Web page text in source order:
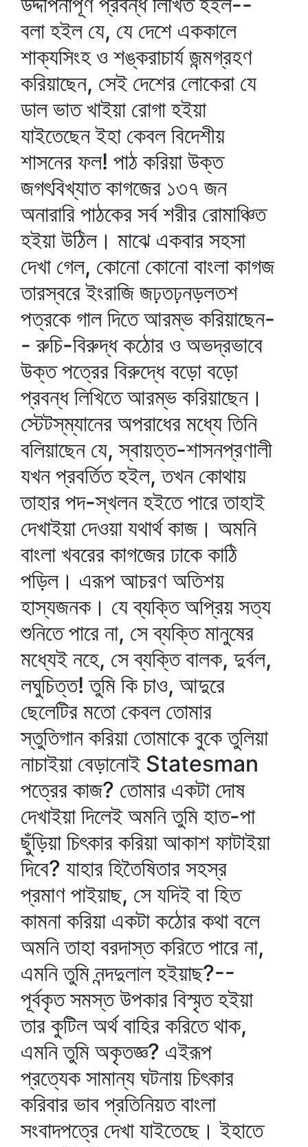
বলা হইল যে, যে দেশে এককালে
শাক্যসিংহ ও শঙ্করাচার্য জন্মগ্রহণ
করিয়াছেন, সেই দেশের লোকেরা যে
ডাল ভাত খাইয়া রোগা হইয়া
যাইতেছেন ইহা কেবল বিদেশীয়
শাসনের ফল! পাঠ করিয়া উক্ত
জগৎবিখ্যাত কাগজের ১৩৭ জন
অনারারি পাঠকের সর্ব শরীর রোমাঞ্চিত
হইয়া উঠিল। মাঝে একবার সহসা
দেখা গেল, কোনো কোনো বাংলা কাগজ
তারস্বরে ইংরাজি জঢ়তঢ়নড়লতশ
পত্রকে গাল দিতে আরম্ভ করিয়াছেন-
- রুচি-বিরুদ্ধ কঠোর ও অভদ্রভাবে
উক্ত পত্রের বিরুদ্ধে বড়ো বড়ো
প্রবন্ধ লিখিতে আরম্ভ করিয়াছেন।
স্টেটস্‌ম্যানের অপরাধের মধ্যে তিনি
বলিয়াছেন যে, স্বায়ত্ত-শাসনপ্রণালী
যখন প্রবর্তিত হইল, তখন কোথায়
তাহার পদ-স্খলন হইতে পারে তাহাই
দেখাইয়া দেওয়া যথার্থ কাজ। অমনি
বাংলা খবরের কাগজের ঢাকে কাঠি
পড়িল। এরূপ আচরণ অতিশয়
হাস্যজনক। যে ব্যক্তি অপ্রিয় সত্য
শুনিতে পারে না, সে ব্যক্তি মানুষের
মধ্যেই নহে, সে ব্যক্তি বালক, দুর্বল,
লঘুচিত্ত! তুমি কি চাও, আদুরে
ছেলেটির মতো কেবল তোমার
স্তুতিগান করিয়া তোমাকে বুকে তুলিয়া
নাচাইয়া বেড়ানোই Statesman
পত্রের কাজ? তোমার একটা দোষ
দেখাইয়া দিলেই অমনি তুমি হাত-পা
ছুঁড়িয়া চিৎকার করিয়া আকাশ ফাটাইয়া
দিবে? যাহার হিতৈষিতার সহস্র
প্রমাণ পাইয়াছ, সে যদিই বা হিত
কামনা করিয়া একটা কঠোর কথা বলে
অমনি তাহা বরদাস্ত করিতে পারে না,
এমনি তুমি নন্দদুলাল হইয়াছ?--
পূর্বকৃত সমস্ত উপকার বিস্মৃত হইয়া
তার কুটিল অর্থ বাহির করিতে থাক,
এমনি তুমি অকৃতজ্ঞ? এইরূপ
প্রত্যেক সামান্য ঘটনায় চিৎকার
করিবার ভাব প্রতিনিয়ত বাংলা
সংবাদপত্রে দেখা যাইতেছে। ইহাতে